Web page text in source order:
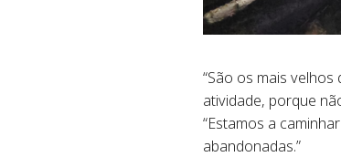
“São os mais
atividade, porque
“Estamos a
abandonadas.”